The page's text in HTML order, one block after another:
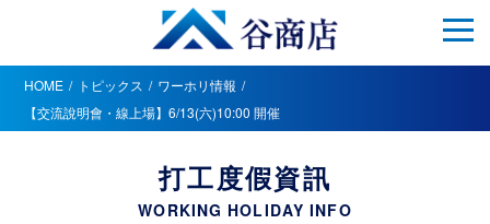
HOME トピックス
ワーホリ情報
【交流說明會・線上場】6/13(六)10:00 開催
打工度假資訊
WORKING HOLIDAY INFO